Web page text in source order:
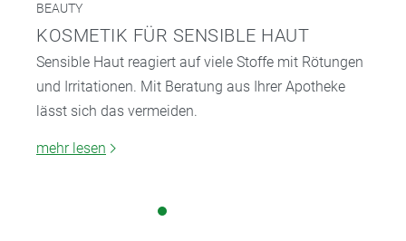
BEAUTY
KOSMETIK FÜR SENSIBLE HAUT
Sensible Haut reagiert auf viele Stoffe mit Rötungen
und Irritationen. Mit Beratung aus Ihrer Apotheke
lässt sich das vermeiden.
mehr lesen